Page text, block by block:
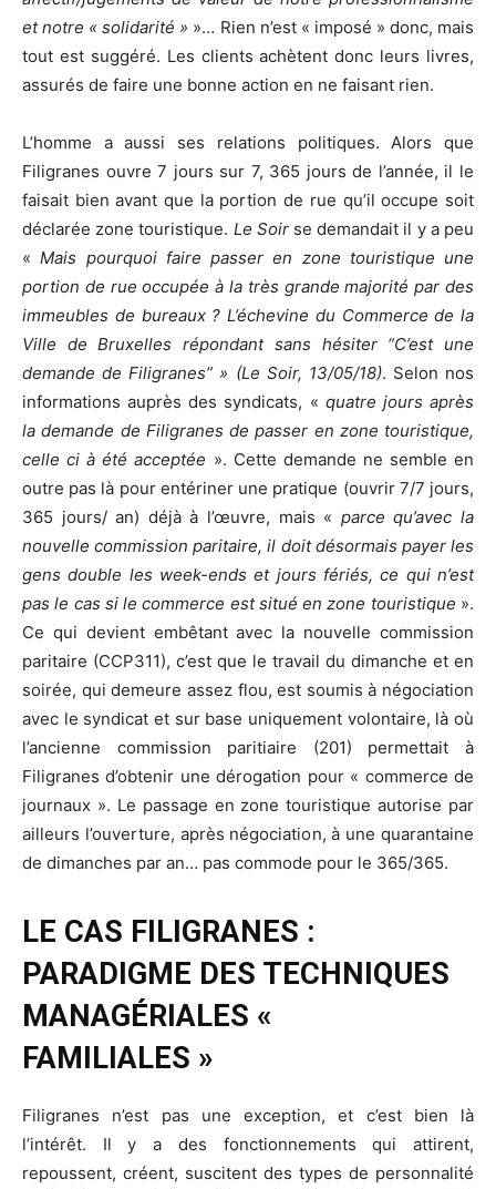
et notre « solidarité » »… Rien n’est « imposé » donc, mais
tout est suggéré. Les clients achètent donc leurs livres,
assurés de faire une bonne action en ne faisant rien.
L’homme a aussi ses relations politiques. Alors que
Filigranes ouvre 7 jours sur 7, 365 jours de l’année, il le
faisait bien avant que la portion de rue qu’il occupe soit
déclarée zone touristique. Le Soir se demandait il y a peu
«Mais pourquoi faire passer en zone touristique une
portion de rue occupée à la très grande majorité par des
immeubles de bureaux ? L’échevine du Commerce de la
Ville de Bruxelles répondant sans hésiter “C’est une
demande de Filigranes” » (Le Soir, 13/05/18). Selon nos
informations auprès des syndicats, « quatre jours après
la demande de Filigranes de passer en zone touristique,
celle ci à été acceptée ». Cette demande ne semble en
outre pas là pour entériner une pratique (ouvrir 7/7 jours,
365 jours/ an) déjà à l’œuvre, mais « parce qu’avec la
nouvelle commission paritaire, il doit désormais payer les
gens double les week-ends et jours fériés, ce qui n’est
pas le cas si le commerce est situé en zone touristique ».
Ce qui devient embêtant avec la nouvelle commission
paritaire (CCP311), c’est que le travail du dimanche et en
soirée, qui demeure assez flou, est soumis à négociation
avec le syndicat et sur base uniquement volontaire, là où
l’ancienne commission paritiaire (201) permettait à
Filigranes d’obtenir une dérogation pour « commerce de
journaux ». Le passage en zone touristique autorise par
ailleurs l’ouverture, après négociation, à une quarantaine
de dimanches par an… pas commode pour le 365/365.
LE CAS FILIGRANES :
PARADIGME DES TECHNIQUES
MANAGÉRIALES «
FAMILIALES »
Filigranes n’est pas une exception, et c’est bien là
l’intérêt. Il y a des fonctionnements qui attirent,
repoussent, créent, suscitent des types de personnalité